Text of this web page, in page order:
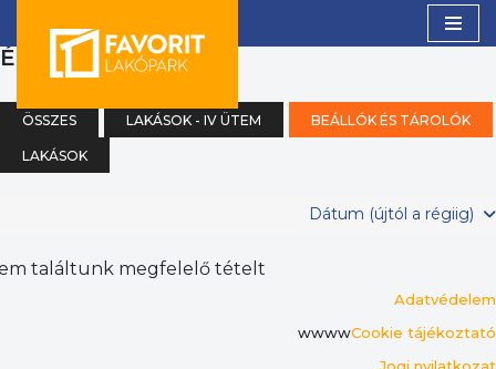
content
ÉK
ÖSSZES LAKÁSOK - IV ÜTEM BEÁLLÓK ÉS TÁROLÓK
LAKÁSOK
Dátum (újtól a régiig)
találtunk megfelelő tételt
Adatvédelem
wwwwCookie tájékoztató